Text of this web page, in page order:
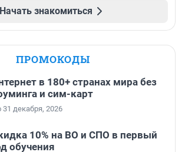
Начать знакомиться
ПРОМОКОДЫ
в 180+ странах мира без
и сим-карт
31 декабря, 2026
10% на ВО и СПО в первый
обучения